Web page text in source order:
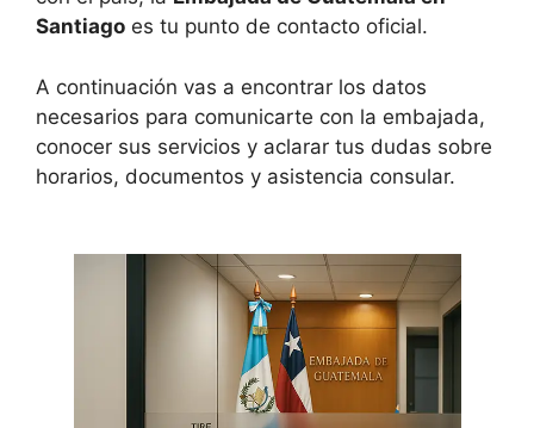
Santiago es tu punto de contacto oficial.
A continuación vas a encontrar los datos
necesarios para comunicarte con la embajada,
conocer sus servicios y aclarar tus dudas sobre
horarios, documentos y asistencia consular.